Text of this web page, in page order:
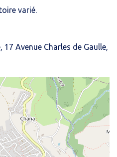
varié.
17 Avenue Charles de Gaulle,